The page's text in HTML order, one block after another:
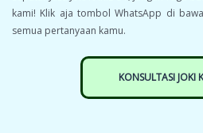
kami! Klik aja tombol WhatsApp di
semua pertanyaan kamu.
KONSULTASI JOKI